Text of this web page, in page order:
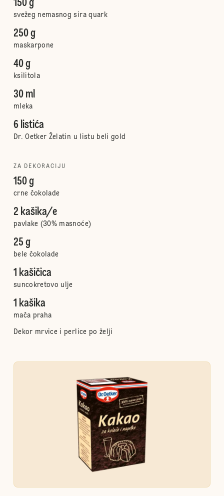
150 g
svežeg nemasnog sira quark
250 g
maskarpone
40 g
ksilitola
30 ml
mleka
6 listića
Dr. Oetker Želatin u listu beli gold
ZA DEKORACIJU
150 g
crne čokolade
2 kašika/e
pavlake (30% masnoće)
25 g
bele čokolade
1 kašičica
suncokretovo ulje
1 kašika
mača praha
Dekor mrvice i perlice po želji